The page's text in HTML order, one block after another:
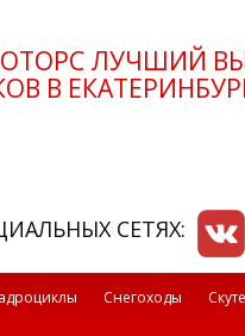
ЛУЧШИЙ
В
СЕТЯХ:
Снегоходы